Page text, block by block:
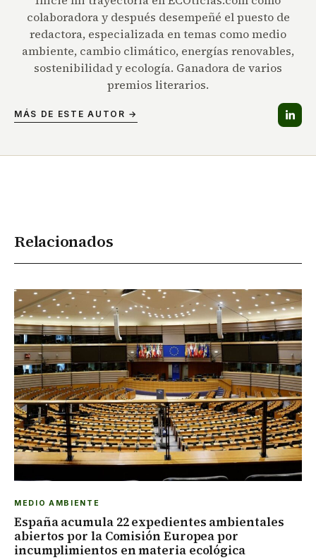
colaboradora y después desempeñé el puesto de
redactora, especializada en temas como medio
ambiente, cambio climático, energías renovables,
sostenibilidad y ecología. Ganadora de varios
premios literarios.
MÁS DE ESTE AUTOR →
Relacionados
MEDIO AMBIENTE
España acumula 22 expedientes ambientales
abiertos por la Comisión Europea por
incumplimientos en materia ecológica